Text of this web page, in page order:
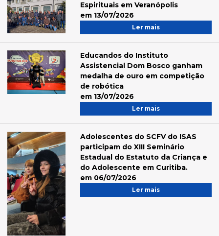
Espirituais em Veranópolis
em 13/07/2026
Ler mais
Educandos do Instituto
Assistencial Dom Bosco ganham
medalha de ouro em competição
de robótica
em 13/07/2026
Ler mais
Adolescentes do SCFV do ISAS
participam do XIII Seminário
Estadual do Estatuto da Criança e
do Adolescente em Curitiba.
em 06/07/2026
Ler mais